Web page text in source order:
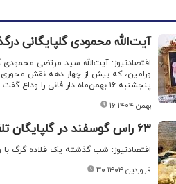
آیت‌الله محمودی گلپایگانی
اقتصادنیوز: آیت‌الله سید مرتضی محمودی
پنجشنبه ۱۶ بهمن‌ماه دار فانی را وداع گفت.
۱۶ بهمن ۱۴۰۴
۶۳ راس گوسفند در گلپایگان تلف شد + فیلم
اقتصادنیوز: شب گذشته یک قلاده گرگ با ورود به
۳۰ فروردین ۱۴۰۴